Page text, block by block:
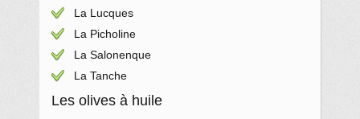
La Lucques
La Picholine
La Salonenque
La Tanche
Les olives à huile